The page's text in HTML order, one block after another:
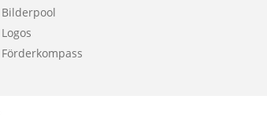
Bilderpool
Logos
Förderkompass